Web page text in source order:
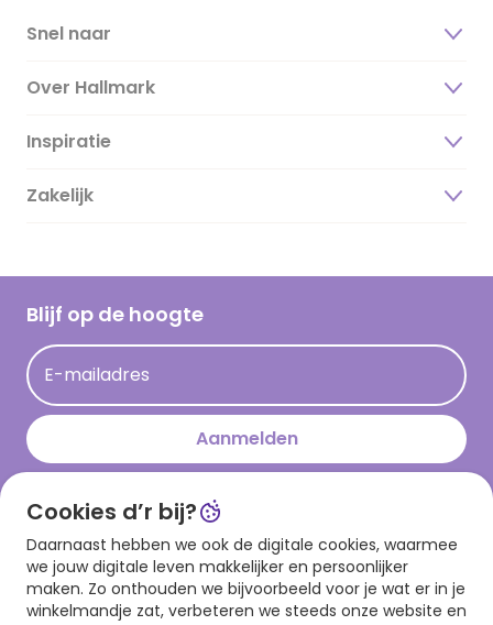
Snel naar
Over Hallmark
Over ons
Duurzaamheid
Hallmark Kaartclub
Acties
Persberichten
Hallmark en Kinderpostzegels
Inspiratie
Magazine
Cadeau inspiratie
Kaartinspiratie
Zakelijk
Blijf op de hoogte
E-mailadres
Aanmelden
Download onze app
Cookies d’r bij?
Daarnaast hebben we ook de digitale cookies, waarmee
we jouw digitale leven makkelijker en persoonlijker
maken. Zo onthouden we bijvoorbeeld voor je wat er in je
winkelmandje zat, verbeteren we steeds onze website en